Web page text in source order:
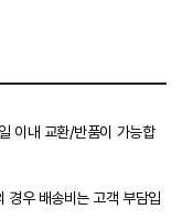
이내 교환/반품이 가능합
경우 배송비는 고객 부담입